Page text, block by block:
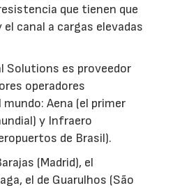
que tienen que
canal a cargas elevadas
Solutions es proveedor
operadores
Aena (el primer
y Infraero
de Brasil).
(Madrid), el
el de Guarulhos (São